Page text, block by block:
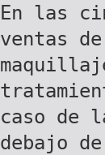
En las
ventas
caso de
debajo